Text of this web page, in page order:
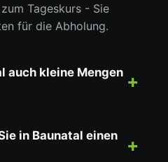
Tageskurs - Sie
für die Abholung.
auch kleine Mengen
in Baunatal einen